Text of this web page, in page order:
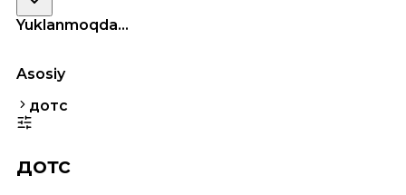
Yuklanmoqda...
Asosiy
дотс
дотс